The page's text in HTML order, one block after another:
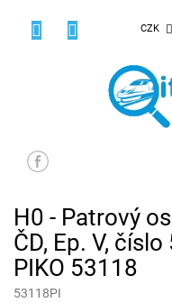
CZK
H0 - Patrový
ČD, Ep. V,
PIKO 53118
53118PI